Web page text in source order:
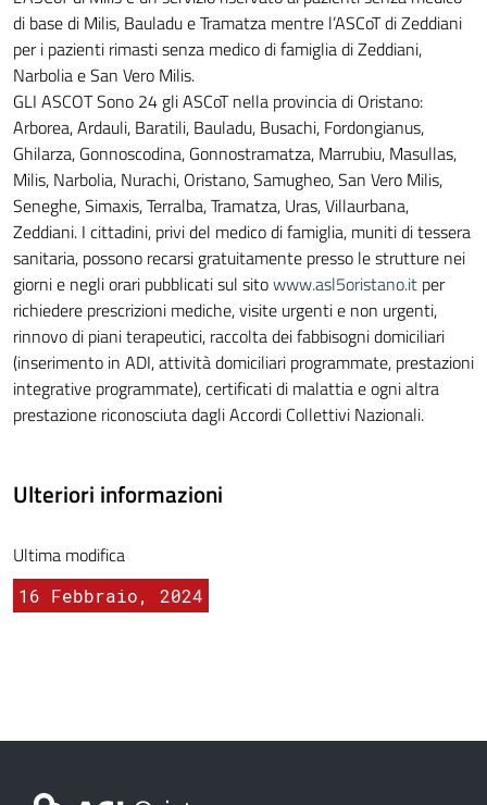
di base di Milis, Bauladu e Tramatza mentre l’ASCoT di Zeddiani
per i pazienti rimasti senza medico di famiglia di Zeddiani,
Narbolia e San Vero Milis.
GLI ASCOT Sono 24 gli ASCoT nella provincia di Oristano:
Arborea, Ardauli, Baratili, Bauladu, Busachi, Fordongianus,
Ghilarza, Gonnoscodina, Gonnostramatza, Marrubiu, Masullas,
Milis, Narbolia, Nurachi, Oristano, Samugheo, San Vero Milis,
Seneghe, Simaxis, Terralba, Tramatza, Uras, Villaurbana,
Zeddiani. I cittadini, privi del medico di famiglia, muniti di tessera
sanitaria, possono recarsi gratuitamente presso le strutture nei
giorni e negli orari pubblicati sul sitowww.asl5oristano.it per
richiedere prescrizioni mediche, visite urgenti e non urgenti,
rinnovo di piani terapeutici, raccolta dei fabbisogni domiciliari
(inserimento in ADI, attività domiciliari programmate, prestazioni
integrative programmate), certificati di malattia e ogni altra
prestazione riconosciuta dagli Accordi Collettivi Nazionali.
Ulteriori informazioni
Ultima modifica
16 Febbraio, 2024